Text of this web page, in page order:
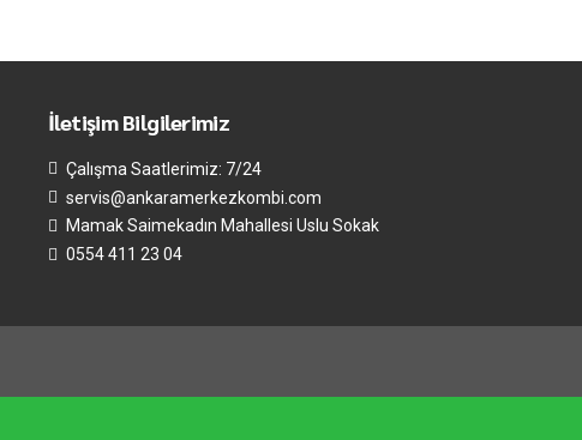
İletişim Bilgilerimiz
Çalışma Saatlerimiz: 7/24
servis@ankaramerkezkombi.com
Mamak Saimekadın Mahallesi Uslu Sokak
0554 411 23 04